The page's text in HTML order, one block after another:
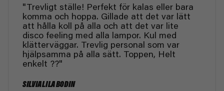
"Trevligt ställe! Perfekt för kalas eller bara
komma och hoppa. Gillade att det var lätt
att hålla koll på alla och att det var lite
disco feeling med alla lampor. Kul med
klätterväggar. Trevlig personal som var
hjälpsamma på alla sätt. Toppen, Helt
enkelt ??"
SILVIA LILA BODIN